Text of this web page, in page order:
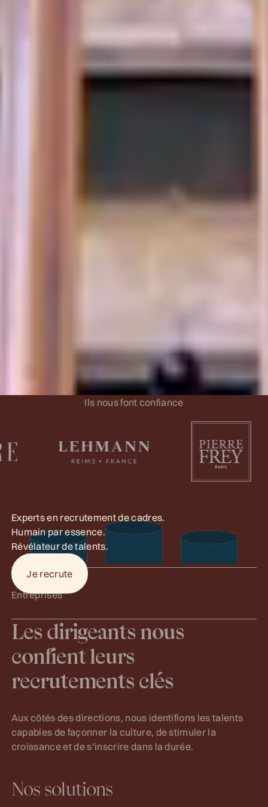
Expertsen recrutementdecadres.
Humainparessence.
Révélateurdetalents.
Je recrute
Je recrute
Ils nous font confiance
Entreprises
Les dirigeants nous
confient leurs
recrutements clés
Aux côtés des directions, nous identifions les talents
capables de façonner la culture, de stimuler la
croissance et de s’inscrire dans la durée.
Nos solutions